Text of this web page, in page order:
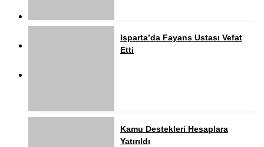
Isparta’da Fayans Ustası Vefat
Etti
Kamu Destekleri Hesaplara
Yatırıldı